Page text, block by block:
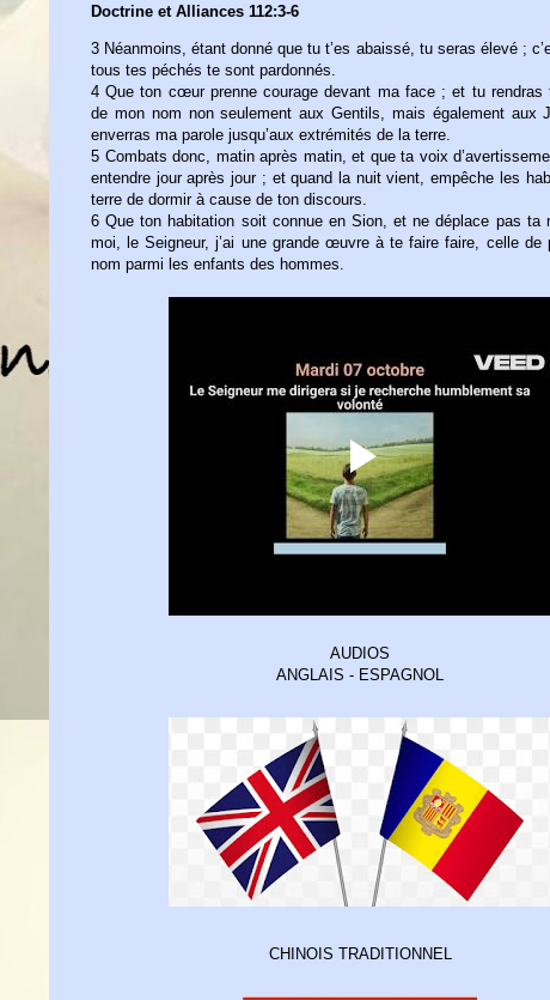
Doctrine et Alliances 112:3-6
3 Néanmoins, étant donné que tu t’es abaissé, tu seras élevé ;
tous tes péchés te sont pardonnés.
4 Que ton cœur prenne courage devant ma face ; et tu rendras
de mon nom non seulement aux Gentils, mais également aux
enverras ma parole jusqu’aux extrémités de la terre.
5 Combats donc, matin après matin, et que ta voix
entendre jour après jour ; et quand la nuit vient, empêche les
terre de dormir à cause de ton discours.
6 Que ton habitation soit connue en Sion, et ne déplace pas ta
moi, le Seigneur, j’ai une grande œuvre à te faire faire, celle de
nom parmi les enfants des hommes.
AUDIOS
ANGLAIS - ESPAGNOL
CHINOIS TRADITIONNEL